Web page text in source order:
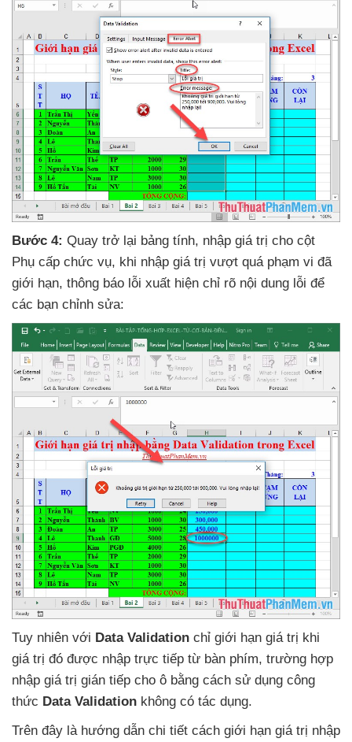
Bước 4: Quay trở lại bảng tính, nhập giá trị cho cột
Phụ cấp chức vụ, khi nhập giá trị vượt quá phạm vi đã
giới hạn, thông báo lỗi xuất hiện chỉ rõ nội dung lỗi để
các bạn chỉnh sửa:
Tuy nhiên với Data Validation chỉ giới hạn giá trị khi
giá trị đó được nhập trực tiếp từ bàn phím, trường hợp
nhập giá trị gián tiếp cho ô bằng cách sử dụng công
thức Data Validation không có tác dụng.
Trên đây là hướng dẫn chi tiết cách giới hạn giá trị nhập